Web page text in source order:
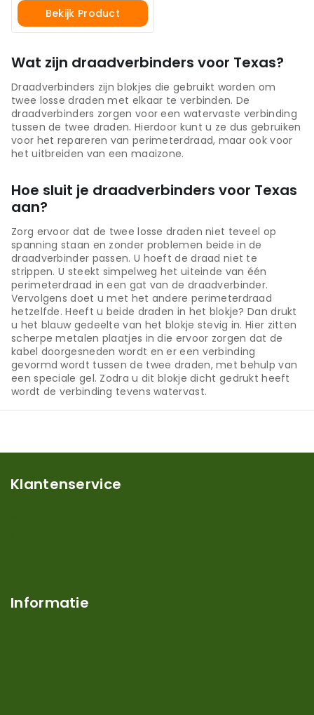
Bekijk Product
Wat zijn draadverbinders voor Texas?
Draadverbinders zijn blokjes die gebruikt worden om
twee losse draden met elkaar te verbinden. De
draadverbinders zorgen voor een watervaste verbinding
tussen de twee draden. Hierdoor kunt u ze dus gebruiken
voor het repareren van perimeterdraad, maar ook voor
het uitbreiden van een maaizone.
Hoe sluit je draadverbinders voor Texas
aan?
Zorg ervoor dat de twee losse draden niet teveel op
spanning staan en zonder problemen beide in de
draadverbinder passen. U hoeft de draad niet te
strippen. U steekt simpelweg het uiteinde van één
perimeterdraad in een gat van de draadverbinder.
Vervolgens doet u met het andere perimeterdraad
hetzelfde. Heeft u beide draden in het blokje? Dan drukt
u het blauw gedeelte van het blokje stevig in. Hier zitten
scherpe metalen plaatjes in die ervoor zorgen dat de
kabel doorgesneden wordt en er een verbinding
gevormd wordt tussen de twee draden, met behulp van
een speciale gel. Zodra u dit blokje dicht gedrukt heeft
wordt de verbinding tevens watervast.
Klantenservice
Informatie